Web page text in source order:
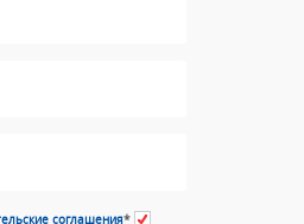
соглашения*